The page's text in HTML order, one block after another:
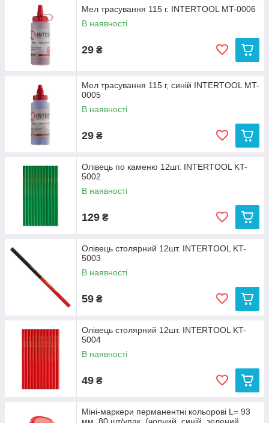
Мел трасування 115 г. INTERTOOL MT-0006
В наявності
29 ₴
Мел трасування 115 г, синій INTERTOOL MT-
0005
В наявності
29 ₴
Олівець по каменю 12шт. INTERTOOL KT-
5002
В наявності
129 ₴
Олівець столярний 12шт. INTERTOOL KT-
5003
В наявності
59 ₴
Олівець столярний 12шт. INTERTOOL KT-
5004
В наявності
49 ₴
Міні-маркери перманентні кольорові L= 93